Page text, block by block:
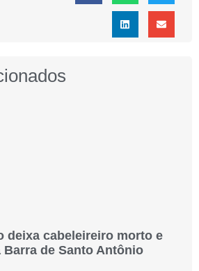
deixa cabeleireiro morto e
de Santo Antônio